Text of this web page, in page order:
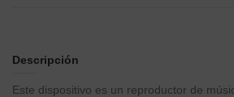
Descripción
Este dispositivo es un reproductor de